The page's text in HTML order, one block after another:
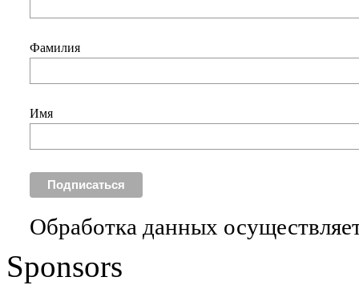
Фамилия
Имя
Обработка данных
Sponsors